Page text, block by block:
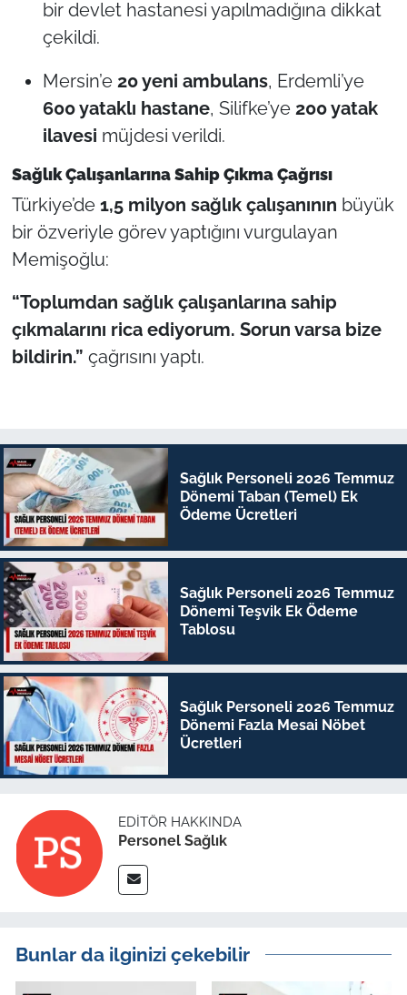
bir devlet hastanesi yapılmadığına dikkat
çekildi.
Mersin’e 20 yeni ambulans, Erdemli’ye
600 yataklı hastane, Silifke’ye 200 yatak
ilavesi müjdesi verildi.
Sağlık Çalışanlarına Sahip Çıkma Çağrısı
Türkiye’de 1,5 milyon sağlık çalışanının büyük
bir özveriyle görev yaptığını vurgulayan
Memişoğlu:
“Toplumdan sağlık çalışanlarına sahip
çıkmalarını rica ediyorum. Sorun varsa bize
bildirin.” çağrısını yaptı.
Sağlık Personeli 2026 Temmuz
Dönemi Taban (Temel) Ek
Ödeme Ücretleri
Sağlık Personeli 2026 Temmuz
Dönemi Teşvik Ek Ödeme
Tablosu
Sağlık Personeli 2026 Temmuz
Dönemi Fazla Mesai Nöbet
Ücretleri
EDITÖR HAKKINDA
Personel Sağlık
Bunlar da ilginizi çekebilir